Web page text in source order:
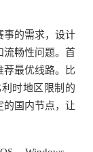
事的需求，设计
流畅性问题。首
荐最优线路。比
时地区限制的
的国内节点，让